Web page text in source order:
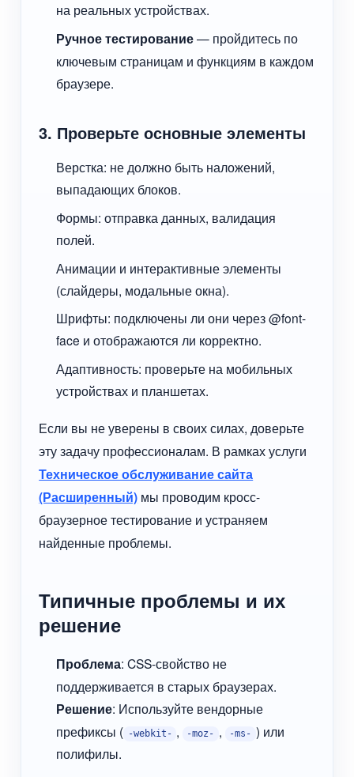
на реальных устройствах.
Ручное тестирование— пройдитесь по
ключевым страницам и функциям в каждом
браузере.
3. Проверьте основные элементы
Верстка: не должно быть наложений,
выпадающих блоков.
Формы: отправка данных, валидация
полей.
Анимации и интерактивные элементы
(слайдеры, модальные окна).
Шрифты: подключены ли они через @font-
face и отображаются ли корректно.
Адаптивность: проверьте на мобильных
устройствах и планшетах.
Если вы не уверены в своих силах, доверьте
эту задачу профессионалам. В рамках услуги
Техническое обслуживание сайта
(Расширенный) мы проводим кросс-
браузерное тестирование и устраняем
найденные проблемы.
Типичные проблемы и их
решение
Проблема: CSS-свойство не
поддерживается в старых браузерах.
Решение: Используйте вендорные
префиксы ( -webkit- , -moz- , -ms- ) или
полифилы.